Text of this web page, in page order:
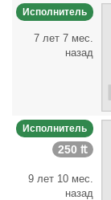
Исполнитель
7 лет 7 мес.
назад
Исполнитель
250 ₶
9 лет 10 мес.
назад